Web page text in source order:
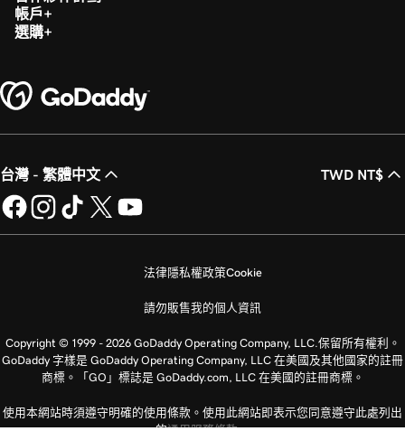
帳戶
選購
台灣 - 繁體中文 TWD NT$
法律隱私權政策Cookie
請勿販售我的個人資訊
Copyright © 1999 - 2026 GoDaddy Operating Company, LLC.保留所有權利。
GoDaddy 字樣是 GoDaddy Operating Company, LLC 在美國及其他國家的註冊
商標。「GO」標誌是 GoDaddy.com, LLC 在美國的註冊商標。
使用本網站時須遵守明確的使用條款。使用此網站即表示您同意遵守此處列出